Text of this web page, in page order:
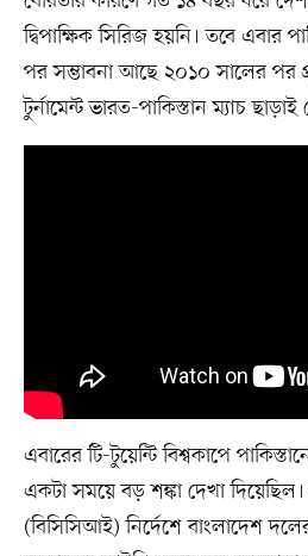
দ্বিপাক্ষিক সিরিজ হয়নি। তবে এবার
পর সম্ভাবনা আছে ২০১০ সালের
টুর্নামেন্ট ভারত-পাকিস্তান ম্যাচ
এবারের টি-টুয়েন্টি বিশ্বকাপে
একটা সময়ে বড় শঙ্কা দেখা দিয়েছিল।
(বিসিসিআই) নির্দেশে বাংলাদেশ